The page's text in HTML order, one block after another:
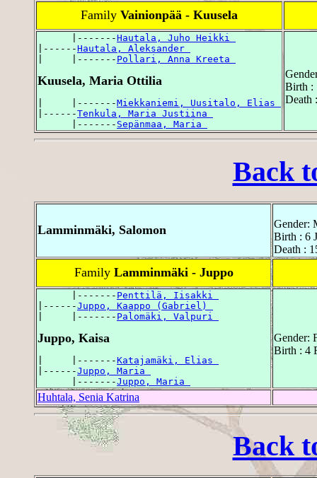
Family Vainionpää - Kuusela
      |-------
Hautala, Juho Heikki
|------Hautala, Aleksander
|     |------- Pollari, Anna Kreeta
Kuusela, Maria Ottilia
|     |-------Miekkaniemi, Uusitalo, Elias
|------Tenkula, Maria Justiina
      |-------
Sepänmaa, Maria
Birth :
Death
Back
Lamminmäki, Salomon
Gender:
Birth : 6
Death :
Family Lamminmäki - Juppo
      |-------
Penttilä, Iisakki
|------Juppo, Kaappo (Gabriel)
|     |------- Palomäki, Valpuri
Juppo, Kaisa
|     |-------Katajamäki, Elias
|------Juppo, Maria
      |-------
Juppo, Maria
Gender:
Birth : 4
Huhtala, Senia Katrina
Back